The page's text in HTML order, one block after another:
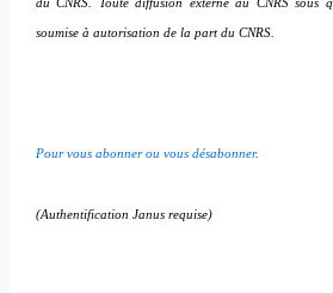
soumise à autorisation de la part du CNRS.
Pour vous abonner ou vous désabonner.
(Authentification Janus requise)